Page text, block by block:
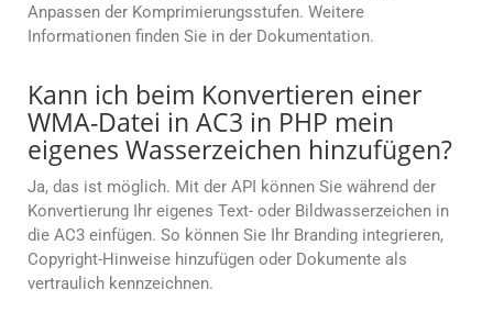
Anpassen der Komprimierungsstufen. Weitere
Informationen finden Sie in der Dokumentation.
Kann ich beim Konvertieren einer
WMA-Datei in AC3 in PHP mein
eigenes Wasserzeichen hinzufügen?
Ja, das ist möglich. Mit der API können Sie während der
Konvertierung Ihr eigenes Text- oder Bildwasserzeichen in
die AC3 einfügen. So können Sie Ihr Branding integrieren,
Copyright-Hinweise hinzufügen oder Dokumente als
vertraulich kennzeichnen.